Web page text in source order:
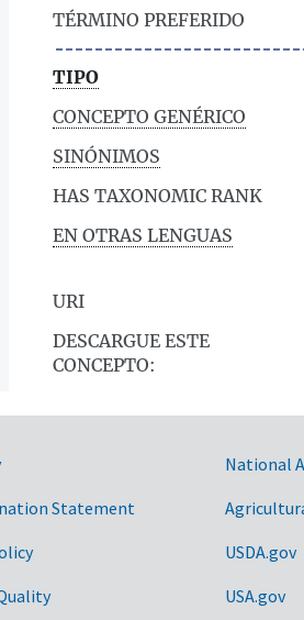
TÉRMINO PREFERIDO
TIPO
CONCEPTO GENÉRICO
SINÓNIMOS
HAS TAXONOMIC RANK
EN OTRAS LENGUAS
URI
DESCARGUE ESTE
CONCEPTO:
Statement
National
USDA.gov
USA.gov